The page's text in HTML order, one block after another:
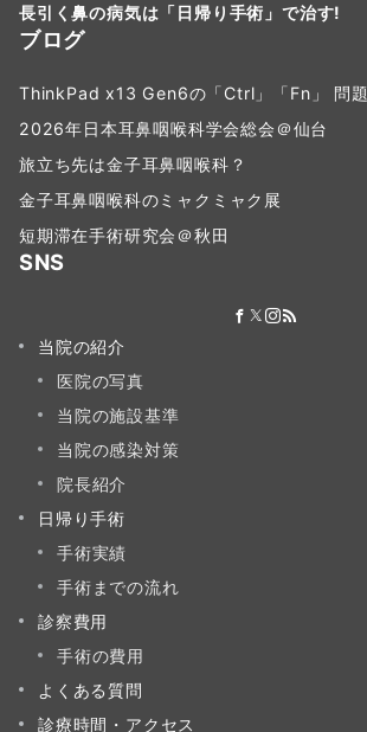
長引く鼻の病気は「日帰り手術」で治す!
ブログ
ThinkPad x13 Gen6の「Ctrl」「Fn」 問題
2026年日本耳鼻咽喉科学会総会＠仙台
旅立ち先は金子耳鼻咽喉科？
金子耳鼻咽喉科のミャクミャク展
短期滞在手術研究会＠秋田
SNS
当院の紹介
医院の写真
当院の施設基準
当院の感染対策
院長紹介
日帰り手術
手術実績
手術までの流れ
診察費用
手術の費用
よくある質問
診療時間・アクセス